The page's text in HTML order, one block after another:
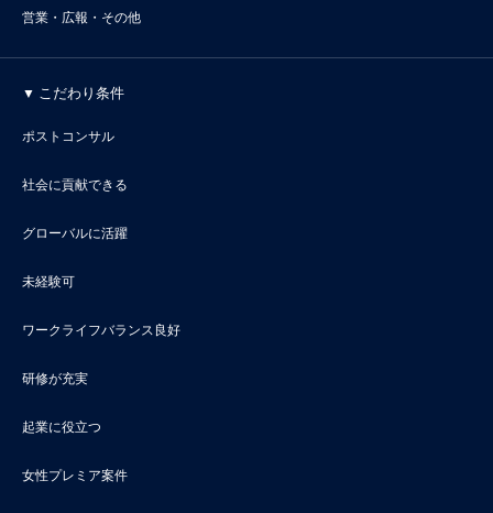
営業・広報・その他
こだわり条件
ポストコンサル
社会に貢献できる
グローバルに活躍
未経験可
ワークライフバランス良好
研修が充実
起業に役立つ
女性プレミア案件